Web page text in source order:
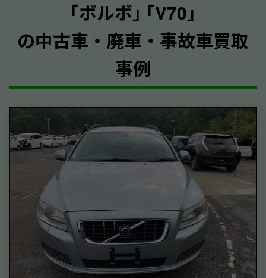
｢ボルボ｣ ｢V70｣
の中古車・廃車・事故車買取
事例